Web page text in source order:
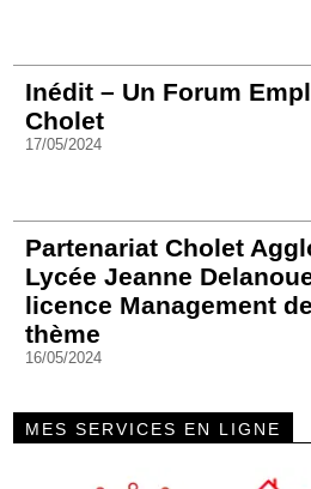
Inédit – Un Forum
Cholet
17/05/2024
Partenariat Cholet
Lycée Jeanne
licence Management
thème
16/05/2024
MES SERVICES EN LIGNE